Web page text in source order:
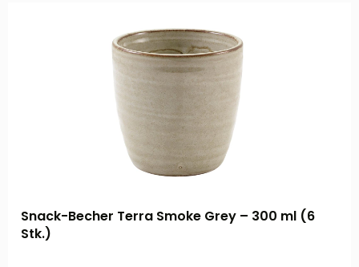
Snack-Becher Terra Smoke Grey – 300 ml (6
Stk.)